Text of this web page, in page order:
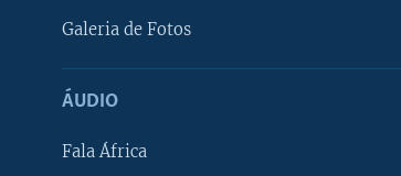
Galeria de Fotos
ÁUDIO
Fala África